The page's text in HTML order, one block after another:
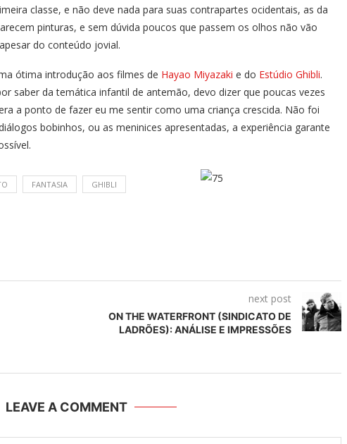
classe, e não deve nada para suas contrapartes ocidentais, as da
pinturas, e sem dúvida poucos que passem os olhos não vão
do conteúdo jovial.
ótima introdução aos filmes de Hayao Miyazaki e do Estúdio Ghibli.
saber da temática infantil de antemão, devo dizer que poucas vezes
a ponto de fazer eu me sentir como uma criança crescida. Não foi
bobinhos, ou as meninices apresentadas, a experiência garante
FANTASIA GHIBLI
next post
ON THE WATERFRONT (SINDICATO DE
LADRÕES): ANÁLISE E IMPRESSÕES
LEAVE A COMMENT